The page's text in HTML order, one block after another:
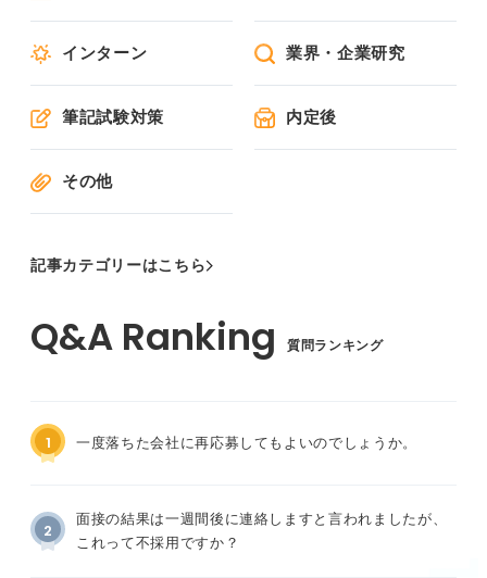
インターン 業界・企業研究
筆記試験対策 内定後
その他
記事カテゴリーはこちら
質問ランキング
1 一度落ちた会社に再応募してもよいのでしょうか。
2
面接の結果は一週間後に連絡しますと言われましたが、
これって不採用ですか？